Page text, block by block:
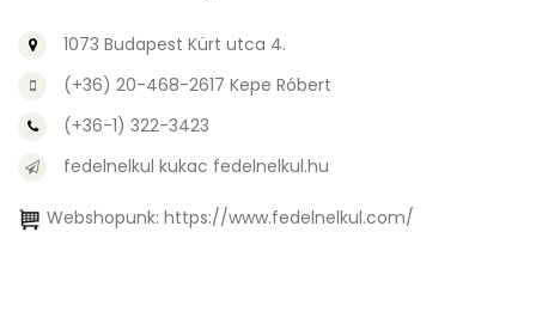
1073 Budapest Kürt utca 4.
(+36) 20-468-2617 Kepe Róbert
(+36-1) 322-3423
fedelnelkul kukac fedelnelkul.hu
Webshopunk: https://www.fedelnelkul.com/